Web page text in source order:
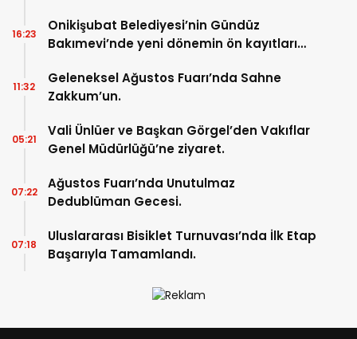
Onikişubat Belediyesi’nin Gündüz
Bakımevi’nde yeni dönemin ön kayıtları
16:23
Geleneksel Ağustos Fuarı’nda Sahne
Zakkum’un.
11:32
Vali Ünlüer ve Başkan Görgel’den Vakıflar
Genel Müdürlüğü’ne ziyaret.
05:21
Ağustos Fuarı’nda Unutulmaz
Dedublüman Gecesi.
07:22
Uluslararası Bisiklet Turnuvası’nda İlk Etap
Başarıyla Tamamlandı.
07:18